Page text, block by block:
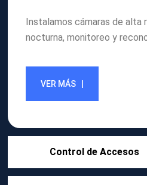
Instalamos cámaras de alta
nocturna, monitoreo y
VER MÁS |
Control de Accesos